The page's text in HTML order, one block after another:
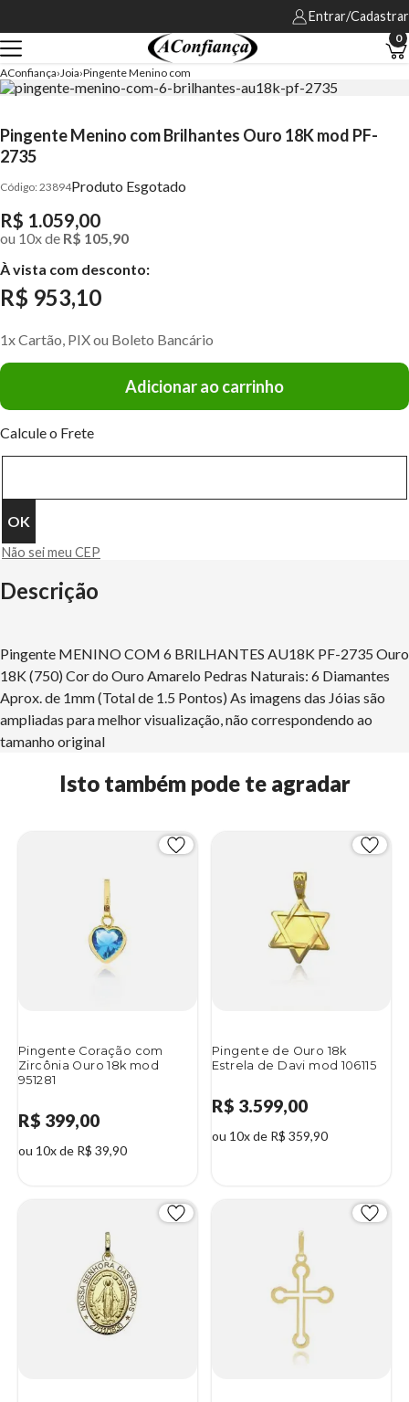
Entrar/Cadastrar
0
AConfiança Joia Pingente Menino com
Pingente Menino com Brilhantes Ouro 18K mod PF-
2735
23894Produto Esgotado
R$ 1.059,00
ou 10xde R$ 105,90
À vista com desconto:
R$ 953,10
1x Cartão, PIX ou Boleto Bancário
Adicionar ao carrinho
Calcule o Frete
Não sei meu CEP
Descrição
Pingente MENINO COM 6 BRILHANTES AU18K PF-2735 Ouro
18K (750) Cor do Ouro Amarelo Pedras Naturais: 6 Diamantes
Aprox. de 1mm (Total de 1.5 Pontos) As imagens das Jóias são
ampliadas para melhor visualização, não correspondendo ao
tamanho original
Isto também pode te agradar
Pingente Coração com
Zircônia Ouro 18k mod
951281
R$ 399,00
ou 10x de R$ 39,90
Pingente de Ouro 18k
Estrela de Davi mod 106115
R$ 3.599,00
ou 10x de R$ 359,90